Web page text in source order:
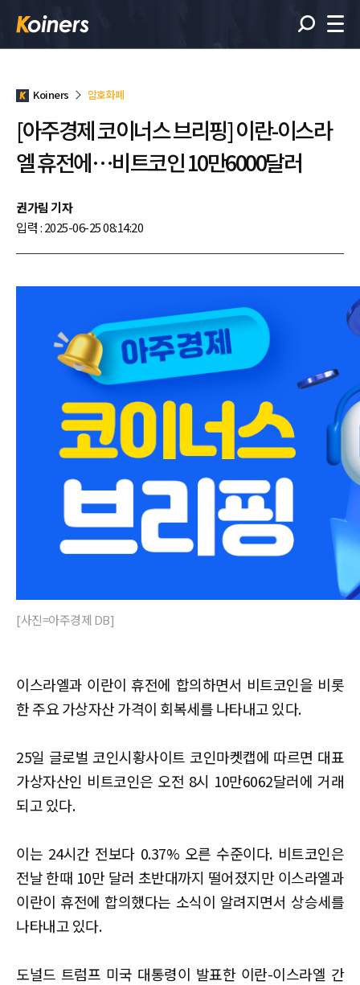
Koiners 암호화폐
[아주경제 코이너스 브리핑] 이란-이스라
엘 휴전에…비트코인 10만6000달러
권가림 기자
입력 : 2025-06-25 08:14:20
[사진=아주경제 DB]
이스라엘과 이란이 휴전에 합의하면서 비트코인을 비롯
한 주요 가상자산 가격이 회복세를 나타내고 있다.
25일 글로벌 코인시황사이트 코인마켓캡에 따르면 대표
가상자산인 비트코인은 오전 8시 10만6062달러에 거래
되고 있다.
이는 24시간 전보다 0.37% 오른 수준이다. 비트코인은
전날 한때 10만 달러 초반대까지 떨어졌지만 이스라엘과
이란이 휴전에 합의했다는 소식이 알려지면서 상승세를
나타내고 있다.
도널드 트럼프 미국 대통령이 발표한 이란-이스라엘 간